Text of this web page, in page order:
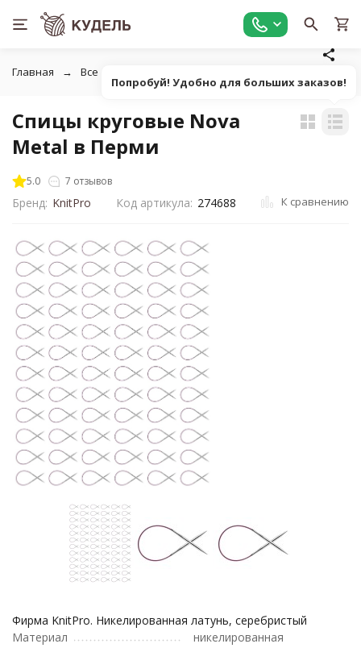
Главная Все для вязания
Спицы круговые Nova
Metal в Перми
5.0 7 отзывов
Бренд: KnitPro Код артикула: 274688 К сравнению
Фирма KnitPro. Никелированная латунь, серебристый
Материал
никелированная
Попробуй! Удобно для больших заказов!